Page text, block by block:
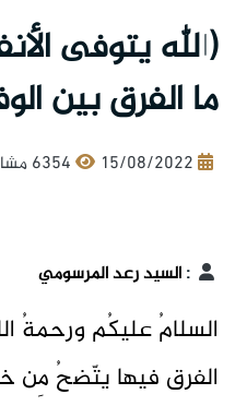
(الله يتوفى
ما الفرق بين
15/08/2022 6354 مشاهدة
:السيد رعد المرسومي
السلامُ عليكُم ورحمةُ
الفرق فيها يتّضحُ مِن